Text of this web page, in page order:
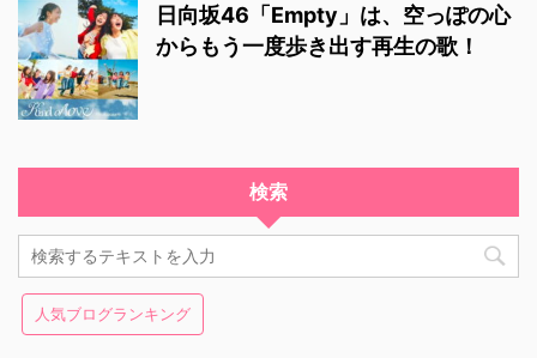
日向坂46「Empty」は、空っぽの心
からもう一度歩き出す再生の歌！
検索
人気ブログランキング